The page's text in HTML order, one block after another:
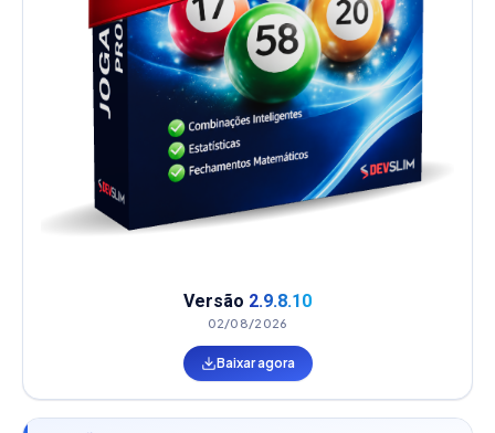
Versão 2.9.8.10
02/08/2026
Baixar agora